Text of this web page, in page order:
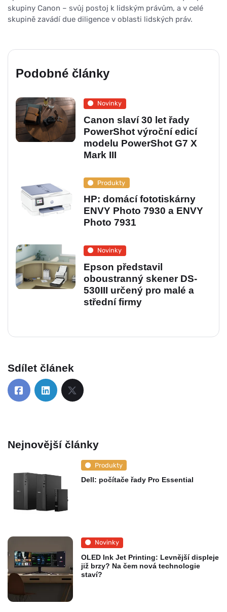
skupiny Canon – svůj postoj k lidským právům, a v celé
skupině zavádí due diligence v oblasti lidských práv.
Podobné články
Novinky
Canon slaví 30 let řady
PowerShot výroční edicí
modelu PowerShot G7 X
Mark III
Produkty
HP: domácí fototiskárny
ENVY Photo 7930 a ENVY
Photo 7931
Novinky
Epson představil
oboustranný skener DS-
530III určený pro malé a
střední firmy
Sdílet článek
Nejnovější články
Produkty
Dell: počítače řady Pro Essential
Novinky
OLED Ink Jet Printing: Levnější displeje
již brzy? Na čem nová technologie
staví?